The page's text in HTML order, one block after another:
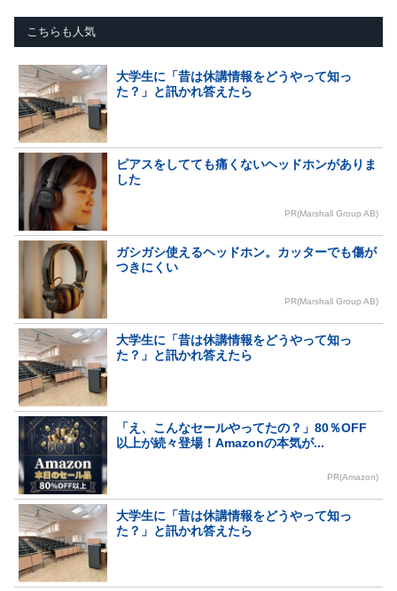
こちらも人気
大学生に「昔は休講情報をどうやって知っ
た？」と訊かれ答えたら
ピアスをしてても痛くないヘッドホンがありま
した
PR(Marshall Group AB)
ガシガシ使えるヘッドホン。カッターでも傷が
つきにくい
PR(Marshall Group AB)
大学生に「昔は休講情報をどうやって知っ
た？」と訊かれ答えたら
「え、こんなセールやってたの？」80％OFF
以上が続々登場！Amazonの本気が...
PR(Amazon)
大学生に「昔は休講情報をどうやって知っ
た？」と訊かれ答えたら